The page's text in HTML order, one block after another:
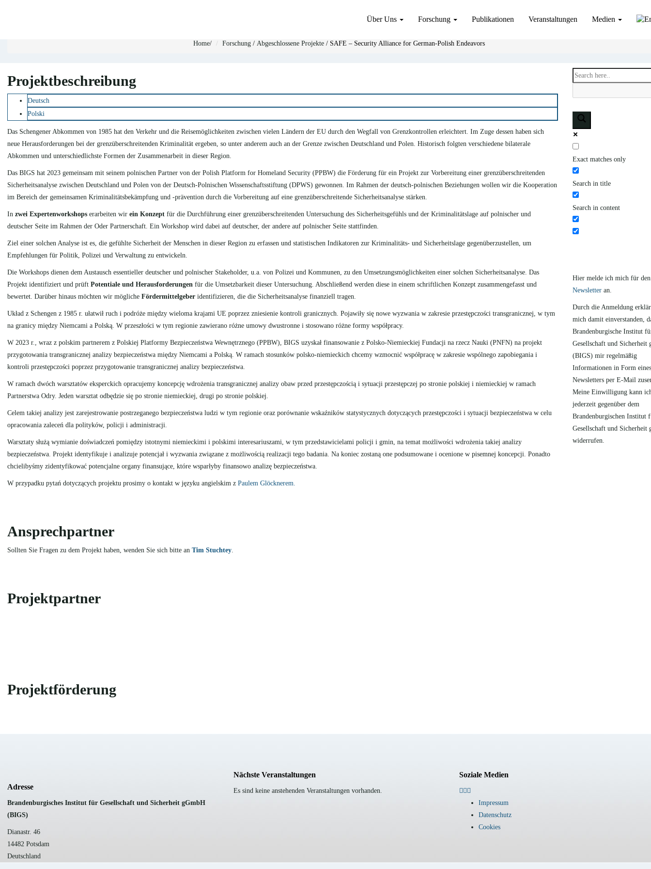
Über Uns Forschung Publikationen Veranstaltungen Medien
SAFE – Security Alliance for German-Polish Endeavors
Home/ Forschung / Abgeschlossene Projekte / SAFE – Security Alliance for German-Polish Endeavors
Projektbeschreibung
Deutsch
Polski
Das Schengener Abkommen von 1985 hat den Verkehr und die Reisemöglichkeiten zwischen vielen Ländern der EU durch den Wegfall von Grenzkontrollen erleichtert. Im Zuge dessen haben sich
neue Herausforderungen bei der grenzüberschreitenden Kriminalität ergeben, so unter anderem auch an der Grenze zwischen Deutschland und Polen. Historisch folgten verschiedene bilaterale
Abkommen und unterschiedlichste Formen der Zusammenarbeit in dieser Region.
Das BIGS hat 2023 gemeinsam mit seinem polnischen Partner von der Polish Platform for Homeland Security (PPBW) die Förderung für ein Projekt zur Vorbereitung einer grenzüberschreitenden
Sicherheitsanalyse zwischen Deutschland und Polen von der Deutsch-Polnischen Wissenschaftsstiftung (DPWS) gewonnen. Im Rahmen der deutsch-polnischen Beziehungen wollen wir die Kooperation
im Bereich der gemeinsamen Kriminalitätsbekämpfung und -prävention durch die Vorbereitung auf eine grenzüberschreitende Sicherheitsanalyse stärken.
In zwei Expertenworkshops erarbeiten wir ein Konzept für die Durchführung einer grenzüberschreitenden Untersuchung des Sicherheitsgefühls und der Kriminalitätslage auf polnischer und
deutscher Seite im Rahmen der Oder Partnerschaft. Ein Workshop wird dabei auf deutscher, der andere auf polnischer Seite stattfinden.
Ziel einer solchen Analyse ist es, die gefühlte Sicherheit der Menschen in dieser Region zu erfassen und statistischen Indikatoren zur Kriminalitäts- und Sicherheitslage gegenüberzustellen, um
Empfehlungen für Politik, Polizei und Verwaltung zu entwickeln.
Die Workshops dienen dem Austausch essentieller deutscher und polnischer Stakeholder, u.a. von Polizei und Kommunen, zu den Umsetzungsmöglichkeiten einer solchen Sicherheitsanalyse. Das
Projekt identifiziert und prüft Potentiale und Herausforderungen für die Umsetzbarkeit dieser Untersuchung. Abschließend werden diese in einem schriftlichen Konzept zusammengefasst und
bewertet. Darüber hinaus möchten wir mögliche Fördermittelgeber identifizieren, die die Sicherheitsanalyse finanziell tragen.
Układ z Schengen z 1985 r. ułatwił ruch i podróże między wieloma krajami UE poprzez zniesienie kontroli granicznych. Pojawiły się nowe wyzwania w zakresie przestępczości transgranicznej, w tym
na granicy między Niemcami a Polską. W przeszłości w tym regionie zawierano różne umowy dwustronne i stosowano różne formy współpracy.
W 2023 r., wraz z polskim partnerem z Polskiej Platformy Bezpieczeństwa Wewnętrznego (PPBW), BIGS uzyskał finansowanie z Polsko-Niemieckiej Fundacji na rzecz Nauki (PNFN) na projekt
przygotowania transgranicznej analizy bezpieczeństwa między Niemcami a Polską. W ramach stosunków polsko-niemieckich chcemy wzmocnić współpracę w zakresie wspólnego zapobiegania i
kontroli przestępczości poprzez przygotowanie transgranicznej analizy bezpieczeństwa.
W ramach dwóch warsztatów eksperckich opracujemy koncepcję wdrożenia transgranicznej analizy obaw przed przestępczością i sytuacji przestępczej po stronie polskiej i niemieckiej w ramach
Partnerstwa Odry. Jeden warsztat odbędzie się po stronie niemieckiej, drugi po stronie polskiej.
Celem takiej analizy jest zarejestrowanie postrzeganego bezpieczeństwa ludzi w tym regionie oraz porównanie wskaźników statystycznych dotyczących przestępczości i sytuacji bezpieczeństwa w celu
opracowania zaleceń dla polityków, policji i administracji.
Warsztaty służą wymianie doświadczeń pomiędzy istotnymi niemieckimi i polskimi interesariuszami, w tym przedstawicielami policji i gmin, na temat możliwości wdrożenia takiej analizy
bezpieczeństwa. Projekt identyfikuje i analizuje potencjał i wyzwania związane z możliwością realizacji tego badania. Na koniec zostaną one podsumowane i ocenione w pisemnej koncepcji. Ponadto
chcielibyśmy zidentyfikować potencjalne organy finansujące, które wsparłyby finansowo analizę bezpieczeństwa.
W przypadku pytań dotyczących projektu prosimy o kontakt w języku angielskim z Paulem Glöcknerem.
Ansprechpartner
Sollten Sie Fragen zu dem Projekt haben, wenden Sie sich bitte an Tim Stuchtey.
Projektpartner
Projektförderung
Exact matches only
Search in title
Search in content
Hier melde ich mich für
Newsletter an.
Durch die Anmeldung
mich damit einverstanden,
Brandenburgische Institut
Gesellschaft und Sicherheit
(BIGS) mir regelmäßig
Informationen in Form eines
Newsletters per E-Mail
Meine Einwilligung kann
jederzeit gegenüber dem
Brandenburgischen Institut
Gesellschaft und Sicherheit
widerrufen.
Adresse
Brandenburgisches Institut für Gesellschaft und Sicherheit gGmbH
(BIGS)
Dianastr. 46
14482 Potsdam
Deutschland
Nächste Veranstaltungen
Es sind keine anstehenden Veranstaltungen vorhanden.
Soziale Medien
Impressum
Datenschutz
Cookies